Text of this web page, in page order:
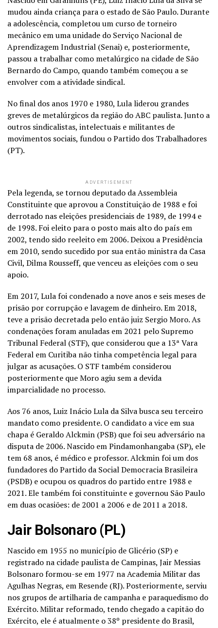
mudou ainda criança para o estado de São Paulo. Durante
a adolescência, completou um curso de torneiro
mecânico em uma unidade do Serviço Nacional de
Aprendizagem Industrial (Senai) e, posteriormente,
passou a trabalhar como metalúrgico na cidade de São
Bernardo do Campo, quando também começou a se
envolver com a atividade sindical.
No final dos anos 1970 e 1980, Lula liderou grandes
greves de metalúrgicos da região do ABC paulista. Junto a
outros sindicalistas, intelectuais e militantes de
movimentos sociais, fundou o Partido dos Trabalhadores
(PT).
ADVERTISEMENT
Pela legenda, se tornou deputado da Assembleia
Constituinte que aprovou a Constituição de 1988 e foi
derrotado nas eleições presidenciais de 1989, de 1994 e
de 1998. Foi eleito para o posto mais alto do país em
2002, tendo sido reeleito em 2006. Deixou a Presidência
em 2010, sendo sucedido por sua então ministra da Casa
Civil, Dilma Rousseff, que venceu as eleições com o seu
apoio.
Em 2017, Lula foi condenado a nove anos e seis meses de
prisão por corrupção e lavagem de dinheiro. Em 2018,
teve a prisão decretada pelo então juiz Sergio Moro. As
condenações foram anuladas em 2021 pelo Supremo
Tribunal Federal (STF), que considerou que a 13ª Vara
Federal em Curitiba não tinha competência legal para
julgar as acusações. O STF também considerou
posteriormente que Moro agiu sem a devida
imparcialidade no processo.
Aos 76 anos, Luiz Inácio Lula da Silva busca seu terceiro
mandato como presidente. O candidato a vice em sua
chapa é Geraldo Alckmin (PSB) que foi seu adversário na
disputa de 2006. Nascido em Pindamonhangaba (SP), ele
tem 68 anos, é médico e professor. Alckmin foi um dos
fundadores do Partido da Social Democracia Brasileira
(PSDB) e ocupou os quadros do partido entre 1988 e
2021. Ele também foi constituinte e governou São Paulo
em duas ocasiões: de 2001 a 2006 e de 2011 a 2018.
Jair Bolsonaro (PL)
Nascido em 1955 no município de Glicério (SP) e
registrado na cidade paulista de Campinas, Jair Messias
Bolsonaro formou-se em 1977 na Academia Militar das
Agulhas Negras, em Resende (RJ). Posteriormente, serviu
nos grupos de artilharia de campanha e paraquedismo do
Exército. Militar reformado, tendo chegado a capitão do
Exército, ele é atualmente o 38º presidente do Brasil,